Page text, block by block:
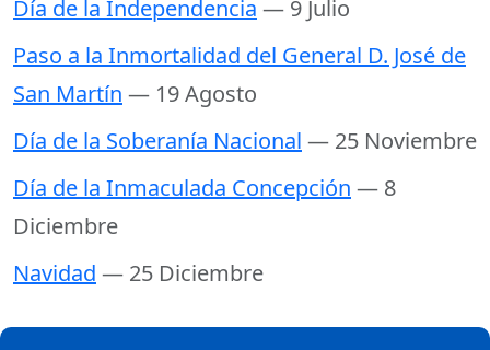
Día de la Independencia — 9 Julio
Paso a la Inmortalidad del General D. José de
San Martín — 19 Agosto
Día de la Soberanía Nacional — 25 Noviembre
Día de la Inmaculada Concepción — 8
Diciembre
Navidad — 25 Diciembre